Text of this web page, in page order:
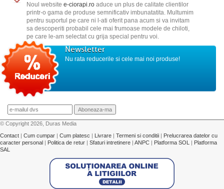
Noul website e-ciorapi.roaduce un plus de calitate clientilor
printr-o gama de produse semnificativ imbunatatita. Multumim
pentru suportul pe care ni l-ati oferit pana acum si va invitam
sa descoperiti probabil cele mai frumoase modele de chiloti,
pe care le-am selectat cu grija special pentru voi.
Newsletter
Nu rata reducerile si cele mai noi produse!
© Copyright 2026, Duras Media
Contact
Cum cumpar Cum platesc Livrare Termeni si conditii
Prelucrarea datelor cu
caracter personal
Politica de retur Sfaturi intretinere ANPC Platforma SOL
Platforma
SAL